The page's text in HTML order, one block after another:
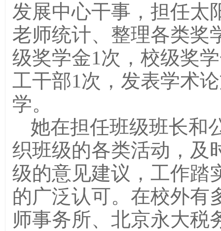
发展中心干事，担任太
老师统计、整理各类奖
级奖学金1次，校级奖
工干部1次，发表学术
学。
她在担任班级班长和
织班级的各类活动，及
级的意见建议，工作踏
的广泛认可。在校外有
师事务所、北京永大税